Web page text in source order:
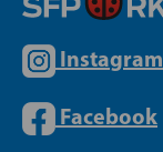
Instagram
Facebook